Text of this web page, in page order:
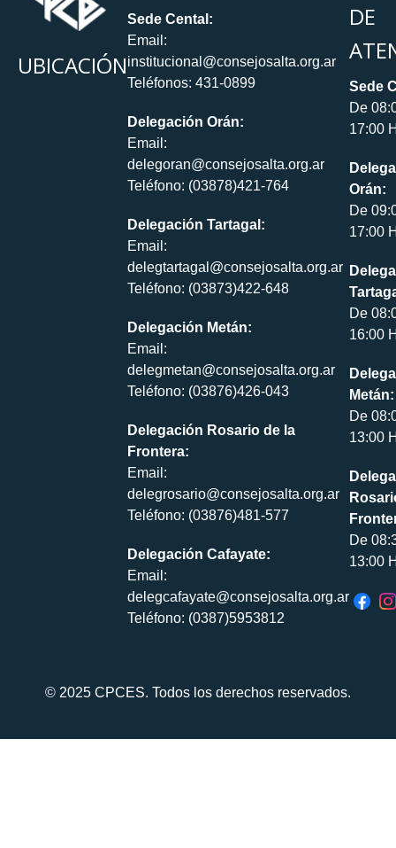
UBICACIÓN
Sede Cental:
Email:
institucional@consejosalta.org.ar
Teléfonos: 431-0899
Delegación Orán:
Email:
delegoran@consejosalta.org.ar
Teléfono: (03878)421-764
Delegación Tartagal:
Email:
delegtartagal@consejosalta.org.ar
Teléfono: (03873)422-648
Delegación Metán:
Email:
delegmetan@consejosalta.org.ar
Teléfono: (03876)426-043
Delegación Rosario de la
Frontera:
Email:
delegrosario@consejosalta.org.ar
Teléfono: (03876)481-577
Delegación Cafayate:
Email:
delegcafayate@consejosalta.org.ar
Teléfono: (0387)5953812
DE
Sede
De
17:00
Orán:
De
17:00
De
16:00
Metán:
De
13:00
De
13:00
© 2025 CPCES. Todos los derechos reservados.